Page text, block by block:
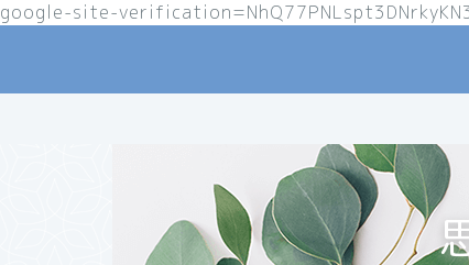
google-site-